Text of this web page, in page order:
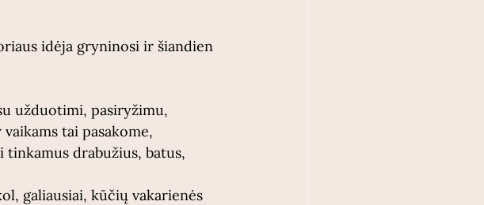
idėja gryninosi ir šiandien
užduotimi, pasiryžimu,
tai pasakome,
drabužius, batus,
galiausiai, kūčių vakarienės